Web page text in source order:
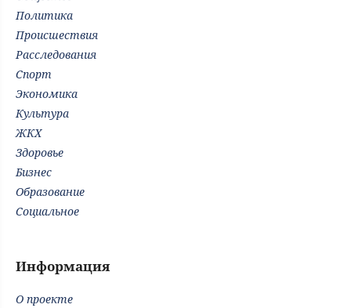
Политика
Происшествия
Расследования
Спорт
Экономика
Культура
ЖКХ
Здоровье
Бизнес
Образование
Социальное
Информация
О проекте